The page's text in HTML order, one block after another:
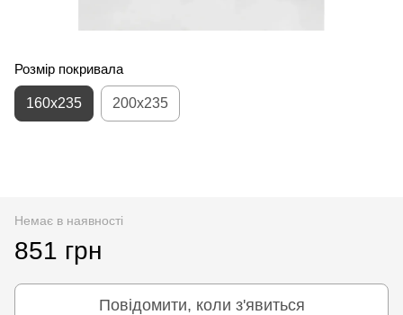
Розмір покривала
160x235 200x235
Немає в наявності
851 грн
Повідомити, коли з'явиться